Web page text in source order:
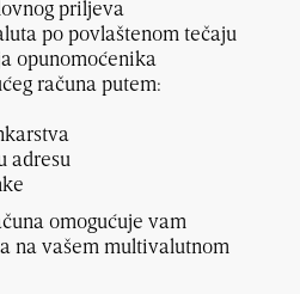
priljeva
po povlaštenom tečaju
opunomoćenika
računa putem:
adresu
omogućuje vam
na vašem multivalutnom